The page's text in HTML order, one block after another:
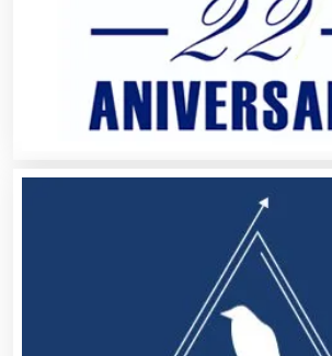
Aire Acondicionado
Alarmas
Albercas
Almacenaje